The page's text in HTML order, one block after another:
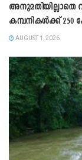
അനുമതിയില്ലാതെ
കമ്പനികൾക്ക് 250
AUGUST 1, 2026